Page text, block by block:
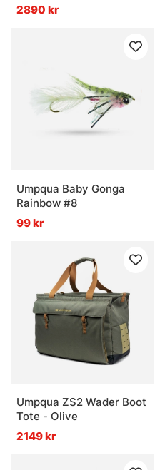
2890 kr
Umpqua Baby Gonga
Rainbow #8
99 kr
Umpqua ZS2 Wader Boot
Tote - Olive
2149 kr